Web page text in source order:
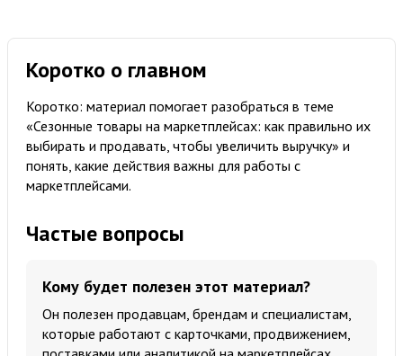
Коротко о главном
Коротко: материал помогает разобраться в теме
«Сезонные товары на маркетплейсах: как правильно их
выбирать и продавать, чтобы увеличить выручку» и
понять, какие действия важны для работы с
маркетплейсами.
Частые вопросы
Кому будет полезен этот материал?
Он полезен продавцам, брендам и специалистам,
которые работают с карточками, продвижением,